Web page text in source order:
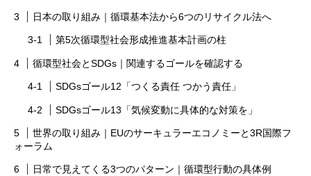
日本の取り組み｜循環基本法から6つのリサイクル法へ
第5次循環型社会形成推進基本計画の柱
循環型社会とSDGs｜関連するゴールを確認する
SDGsゴール12「つくる責任 つかう責任」
SDGsゴール13「気候変動に具体的な対策を」
世界の取り組み｜EUのサーキュラーエコノミーと3R国際フ
ォーラム
日常で見えてくる3つのパターン｜循環型行動の具体例